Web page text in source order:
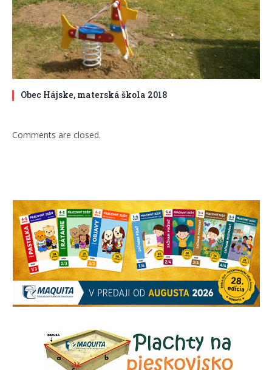
Obec Hájske, materská škola 2018
Comments are closed.